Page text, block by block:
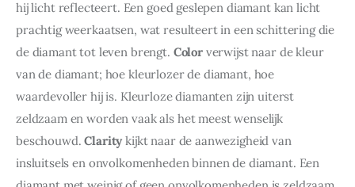
hij licht reflecteert. Een goed geslepen diamant kan licht
prachtig weerkaatsen, wat resulteert in een schittering die
de diamant tot leven brengt. Color verwijst naar de kleur
van de diamant; hoe kleurlozer de diamant, hoe
waardevoller hij is. Kleurloze diamanten zijn uiterst
zeldzaam en worden vaak als het meest wenselijk
beschouwd. Clarity kijkt naar de aanwezigheid van
insluitsels en onvolkomenheden binnen de diamant. Een